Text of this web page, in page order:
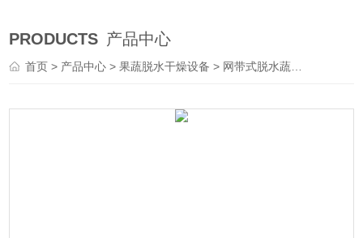
PRODUCTS 产品中心
首页> 产品中心 >果蔬脱水干燥设备 > 网带式脱水蔬菜干燥机